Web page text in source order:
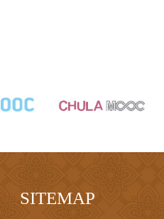
SITEMAP